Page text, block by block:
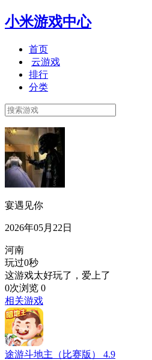
小米游戏中心
首页
云游戏
排行
分类
宴遇见你
2026年05月22日
河南
玩过0秒
这游戏太好玩了，爱上了
0次浏览 0
相关游戏
途游斗地主（比赛版） 4.9